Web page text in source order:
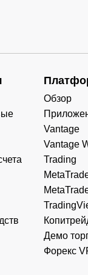
Обзор
Vantage
Vantage
Trading
Демо
Форекс